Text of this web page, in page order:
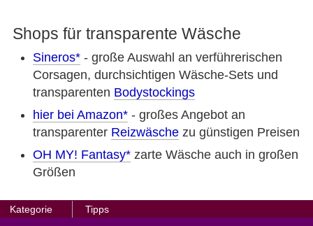
Shops für transparente Wäsche
Sineros - große Auswahl an verführerischen
Corsagen, durchsichtigen Wäsche-Sets und
transparenten Bodystockings
hier bei Amazon - großes Angebot an
transparenter Reizwäschezu günstigen Preisen
OH MY! Fantasy zarte Wäsche auch in großen
Größen
Kategorie Tipps